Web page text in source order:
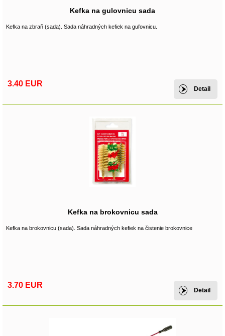
Kefka na gulovnicu sada
Kefka na zbraň (sada). Sada náhradných kefiek na guľovnicu.
3.40 EUR
Detail
Kefka na brokovnicu sada
Kefka na brokovnicu (sada). Sada náhradných kefiek na čistenie brokovnice
3.70 EUR
Detail